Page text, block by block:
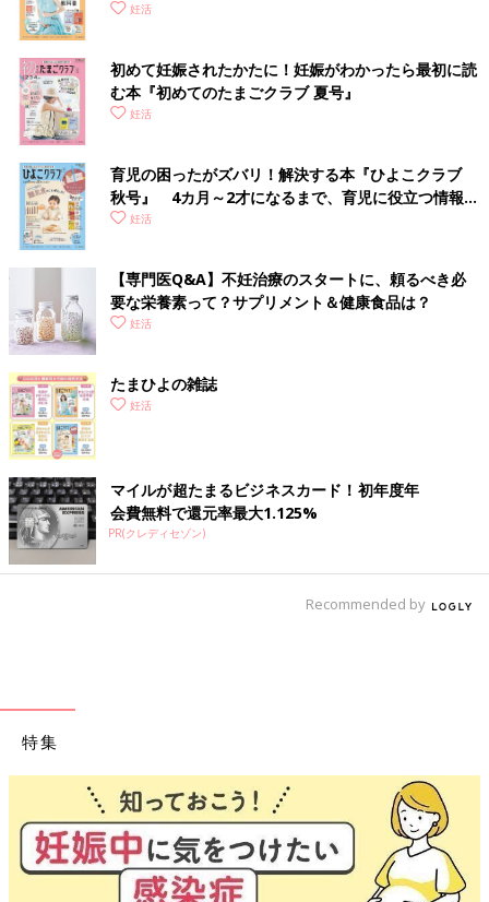
妊活
初めて妊娠されたかたに！妊娠がわかったら最初に読
む本『初めてのたまごクラブ 夏号』
妊活
育児の困ったがズバリ！解決する本『ひよこクラブ
秋号』 4カ月～2才になるまで、育児に役立つ情報が
いっぱい！
妊活
【専門医Q&A】不妊治療のスタートに、頼るべき必
要な栄養素って？サプリメント＆健康食品は？
妊活
たまひよの雑誌
妊活
マイルが超たまるビジネスカード！初年度年
会費無料で還元率最大1.125%
PR(クレディセゾン)
Recommended by
特集